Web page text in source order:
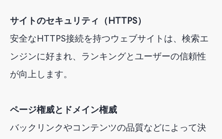
サイトのセキュリティ（HTTPS）
安全なHTTPS接続を持つウェブサイトは、検索エ
ンジンに好まれ、ランキングとユーザーの信頼性
が向上します。
ページ権威とドメイン権威
バックリンクやコンテンツの品質などによって決